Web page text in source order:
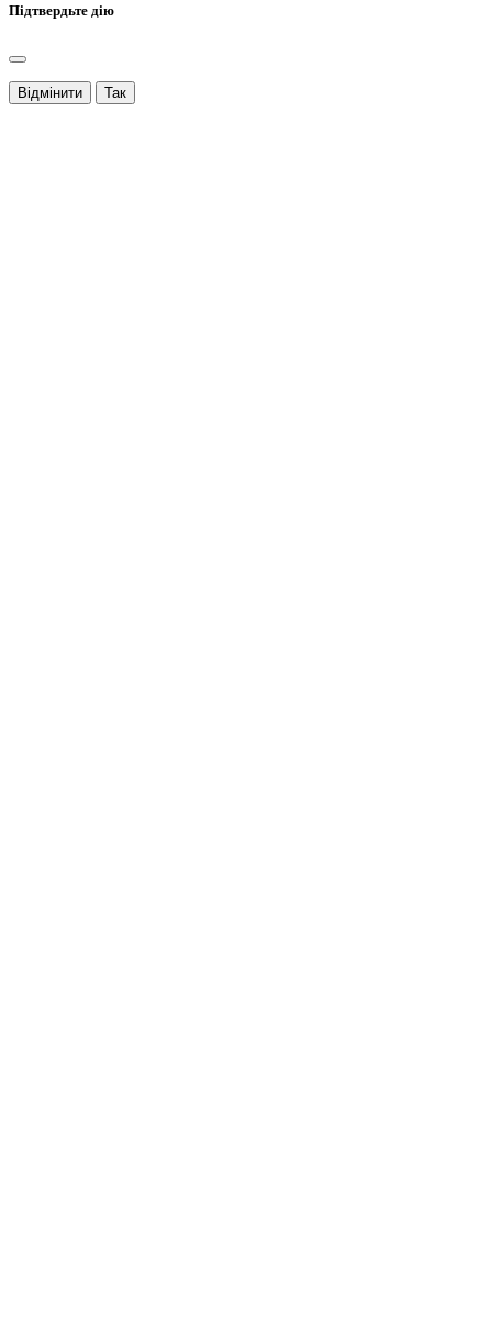
Підтвердьте дію
Відмінити Так